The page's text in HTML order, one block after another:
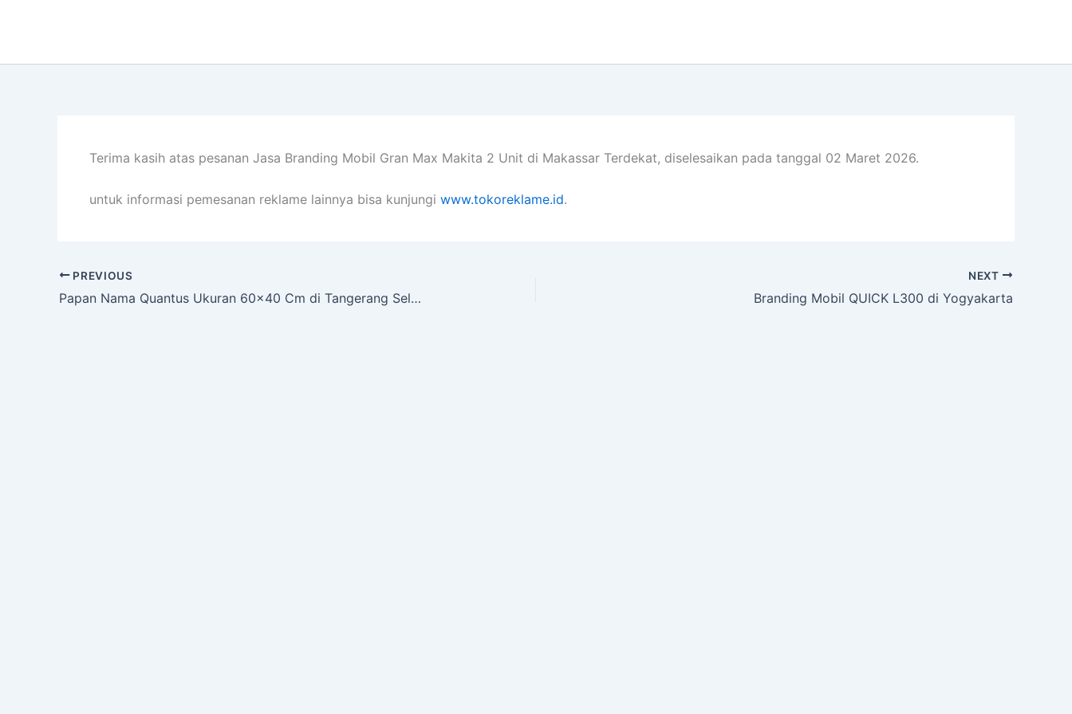
Terima kasih atas pesanan Jasa Branding Mobil Gran Max Makita 2 Unit di Makassar Terdekat, diselesaikan pada tanggal 02 Maret 2026.
untuk informasi pemesanan reklame lainnya bisa kunjungi www.tokoreklame.id.
PREVIOUS
Papan Nama Quantus Ukuran 60×40 Cm di Tangerang Selatan
NEXT
Branding Mobil QUICK L300 di Yogyakarta